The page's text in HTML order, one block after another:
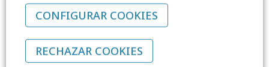
educativa española y con
el asesoramiento
experto de un equipo que
conoce de cerca tu
CONFIGURAR COOKIES
RECHAZAR COOKIES